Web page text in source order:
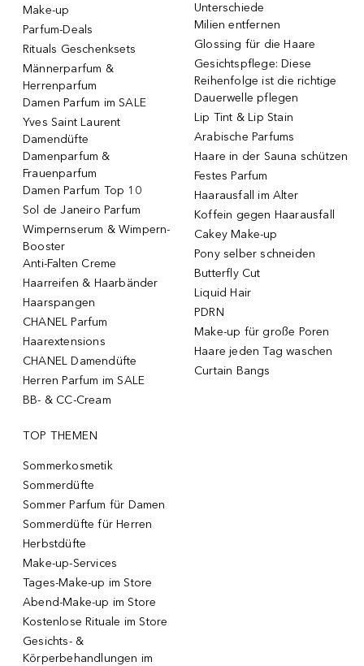
Make-up
Parfum-Deals
Rituals Geschenksets
Männerparfum &
Herrenparfum
Damen Parfum im SALE
Yves Saint Laurent
Damendüfte
Damenparfum &
Frauenparfum
Damen Parfum Top 10
Sol de Janeiro Parfum
Wimpernserum & Wimpern-
Booster
Anti-Falten Creme
Haarreifen & Haarbänder
Haarspangen
CHANEL Parfum
Haarextensions
CHANEL Damendüfte
Herren Parfum im SALE
BB- & CC-Cream
Unterschiede
Milien entfernen
Glossing für die Haare
Gesichtspflege: Diese
Reihenfolge ist die richtige
Dauerwelle pflegen
Lip Tint & Lip Stain
Arabische Parfums
Haare in der Sauna schützen
Festes Parfum
Haarausfall im Alter
Koffein gegen Haarausfall
Cakey Make-up
Pony selber schneiden
Butterfly Cut
Liquid Hair
PDRN
Make-up für große Poren
Haare jeden Tag waschen
Curtain Bangs
TOP THEMEN
Sommerkosmetik
Sommerdüfte
Sommer Parfum für Damen
Sommerdüfte für Herren
Herbstdüfte
Make-up-Services
Tages-Make-up im Store
Abend-Make-up im Store
Kostenlose Rituale im Store
Gesichts- &
Körperbehandlungen im